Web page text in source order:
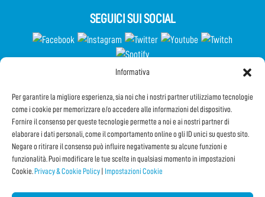
Informativa
Per garantire la migliore esperienza, sia noi che i nostri partner utilizziamo tecnologie
come i cookie per memorizzare e/o accedere alle informazioni del dispositivo.
Fornire il consenso per queste tecnologie permette a noi e ai nostri partner di
elaborare i dati personali, come il comportamento online o gli ID unici su questo sito.
Negare o ritirare il consenso può influire negativamente su alcune funzioni e
funzionalità. Puoi modificare le tue scelte in qualsiasi momento in impostazioni
Cookie. Privacy & Cookie Policy Impostazioni Cookie
SEGUICI SUI SOCIAL
Iscriviti alla Newsletter
CONDIVIDI QUESTA PAGINA!